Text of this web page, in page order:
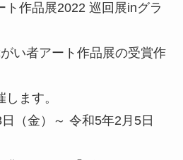
ト作品展2022 巡回展inグラ
い者アート作品展の受賞作
ます。
（金）～ 令和5年2月5日